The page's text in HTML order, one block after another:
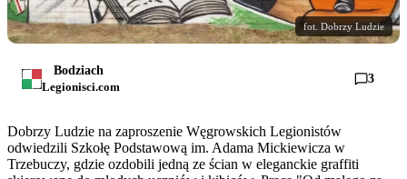
fot. Dobrzy Ludzie
Bodziach
Legionisci.com
3
Dobrzy Ludzie na zaproszenie Węgrowskich Legionistów
odwiedzili Szkołę Podstawową im. Adama Mickiewicza w
Trzebuczy, gdzie ozdobili jedną ze ścian w eleganckie graffiti